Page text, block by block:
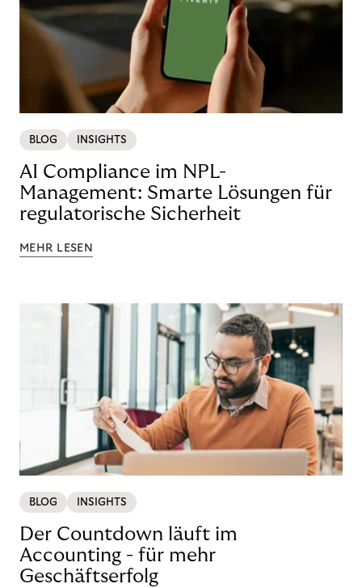
BLOG INSIGHTS
AI Compliance im NPL-
Management: Smarte Lösungen für
regulatorische Sicherheit
MEHR LESEN
BLOG INSIGHTS
Der Countdown läuft im
Accounting - für mehr
Geschäftserfolg